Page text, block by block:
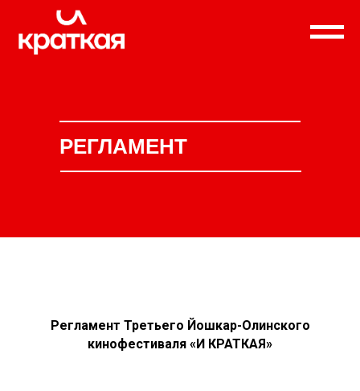
РЕГЛАМЕНТ
Регламент Третьего Йошкар-Олинского
кинофестиваля «И КРАТКАЯ»